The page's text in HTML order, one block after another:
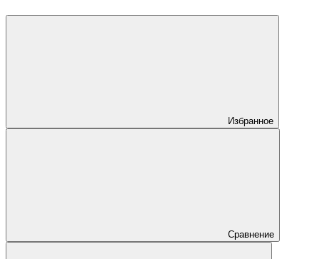
Избранное
Сравнение